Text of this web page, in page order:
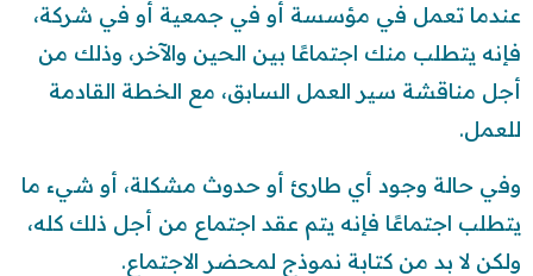
عندما تعمل في مؤسسة أو في جمعية أو في شركة،
فإنه يتطلب منك اجتماعًا بين الحين والآخر، وذلك من
أجل مناقشة سير العمل السابق، مع الخطة القادمة
للعمل.
وفي حالة وجود أي طارئ أو حدوث مشكلة، أو شيء ما
يتطلب اجتماعًا فإنه يتم عقد اجتماع من أجل ذلك كله،
ولكن لا بد من كتابة نموذج لمحضر الاجتماع.